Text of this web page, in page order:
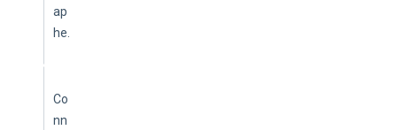
ap
he.
Co
nn